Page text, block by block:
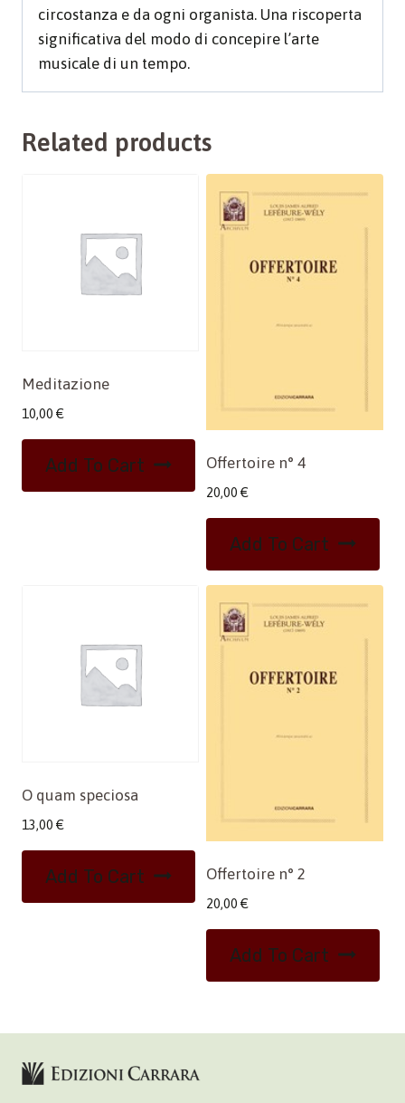
circostanza e da ogni organista. Una riscoperta
significativa del modo di concepire l’arte
musicale di un tempo.
Related products
Meditazione
10,00 €
Add To Cart Offertoire n° 4
20,00 €
Add To Cart
O quam speciosa
13,00 €
Add To Cart Offertoire n° 2
20,00 €
Add To Cart